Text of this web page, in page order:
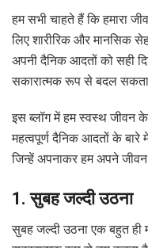
हम सभी चाहते हैं कि हमारा
लिए शारीरिक और मानसिक
अपनी दैनिक आदतों को सही
सकारात्मक रूप से बदल
इस ब्लॉग में हम स्वस्थ जीवन
महत्वपूर्ण दैनिक आदतों के बारे
जिन्हें अपनाकर हम अपने
1. सुबह जल्दी उठना
सुबह जल्दी उठना एक बहुत